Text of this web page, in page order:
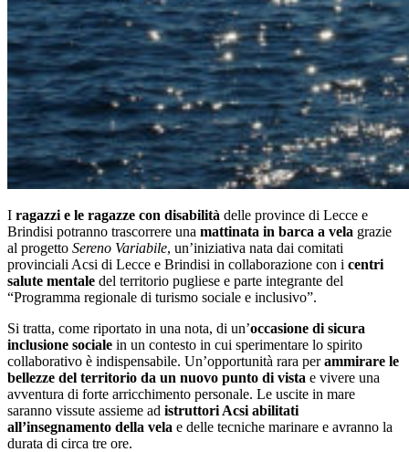
I ragazzi e le ragazze con disabilità delle province di Lecce e
Brindisi potranno trascorrere una mattinata in barca a vela grazie
al progetto Sereno Variabile, un’iniziativa nata dai comitati
provinciali Acsi di Lecce e Brindisi in collaborazione con i centri
salute mentale del territorio pugliese e parte integrante del
“Programma regionale di turismo sociale e inclusivo”.
Si tratta, come riportato in una nota, di un’occasione di sicura
inclusione sociale in un contesto in cui sperimentare lo spirito
collaborativo è indispensabile. Un’opportunità rara perammirare le
bellezze del territorio da un nuovo punto di vista e vivere una
avventura di forte arricchimento personale. Le uscite in mare
saranno vissute assieme ad istruttori Acsi abilitati
all’insegnamento della vela e delle tecniche marinare e avranno la
durata di circa tre ore.